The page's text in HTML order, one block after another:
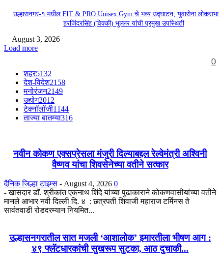
उल्हासनगर-१ मधील FIT & PRO Unisex Gym चे भव्य उद्घाटन; युवासेना लोकसभा
हरजिंदरसिंह (विक्की) भुल्लर यांची प्रमुख उपस्थिती
August 3, 2026
Load more
0
शहर5132
देश-विदेश2158
मनोरंजन2149
उद्योग2012
टेक्नॉलॉजी1144
ताज्या बातम्या316
नवीन कोकण एक्सप्रेसला मंजुरी दिल्याबद्दल रेल्वेमंत्री अश्विनी
वैष्णव यांचा शिवसेनेच्या वतीने सत्कार
दैनिक जिल्हा टाइम्स - August 4, 2026 0
- खासदार डॉ. श्रीकांत एकनाथ शिंदे यांच्या पुढाकाराने कोकणवासीयांच्या वतीने
मानले आभार नवी दिल्ली दि. ४ : छत्रपती शिवाजी महाराज टर्मिनस ते
सावंतवाडी रोडदरम्यान नियमित...
उल्हासनगरातील सात मजली ‘आशालोक’ इमारतीला भीषण आग :
४९ फ्लॅटधारकांची सुखरूप सुटका, आठ दुचाकी...